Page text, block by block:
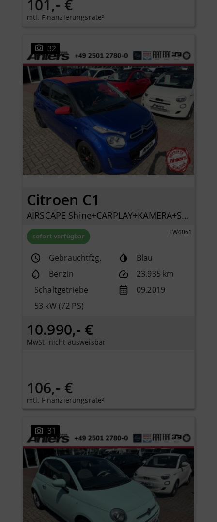
101,- €
mtl. Finanzierungsrate²
32
Citroen C1
AIRSCAPE Shine+CARPLAY+KAMERA+SITZHEIZUNG+KLIMA+
sofort verfügbar LW4061
Gebrauchtfzg.
Blau
Benzin
23.935 km
Schaltgetriebe
09.2019
53 kW (72 PS)
10.990,- €
MwSt. nicht ausweisbar
106,- €
mtl. Finanzierungsrate²
31